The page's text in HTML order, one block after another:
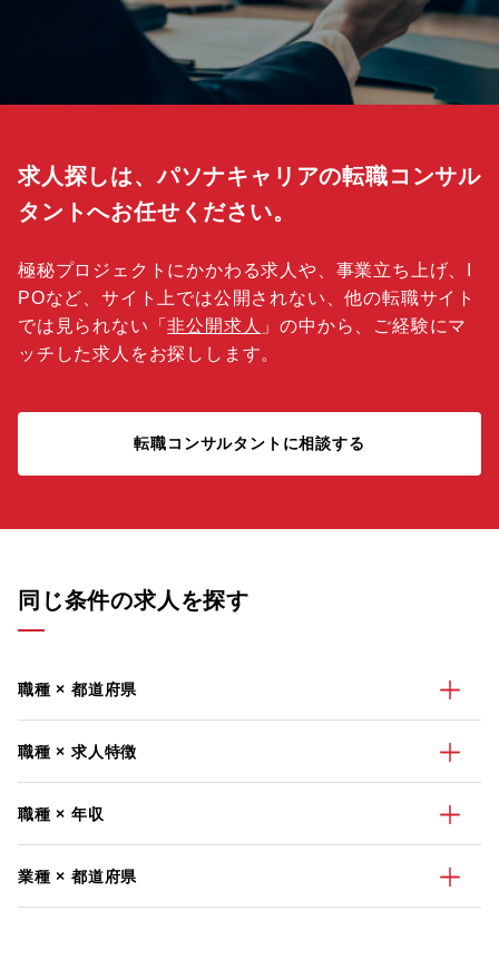
求人探しは、パソナキャリアの転職コンサル
タントへお任せください。
極秘プロジェクトにかかわる求人や、事業立ち上げ、I
POなど、サイト上では公開されない、他の転職サイト
では見られない「非公開求人 」の中から、ご経験にマ
ッチした求人をお探しします。
転職コンサルタントに相談する
同じ条件の求人を探す
職種 × 都道府県
職種 × 求人特徴
職種 × 年収
業種 × 都道府県